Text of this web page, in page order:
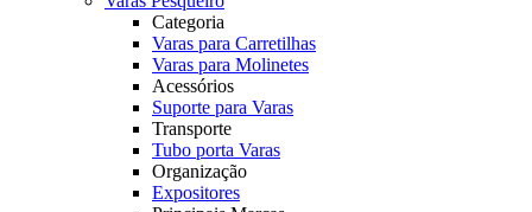
Categoria
Varas para Carretilhas
Varas para Molinetes
Acessórios
Suporte para Varas
Transporte
Tubo porta Varas
Organização
Expositores